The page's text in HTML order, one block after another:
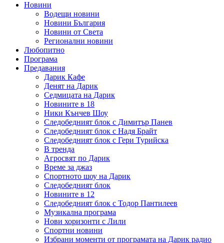
Новини
Водещи новини
Новини България
Новини от Света
Регионални новини
Любопитно
Програма
Предавания
Дарик Кафе
Денят на Дарик
Седмицата на Дарик
Новините в 18
Ники Кънчев Шоу
Следобедният блок с Димитър Панев
Следобедният блок с Надя Брайт
Следобедният блок с Гери Турийска
В тренда
Агросвят по Дарик
Време за джаз
Спортното шоу на Дарик
Следобедният блок
Новините в 12
Следобедният блок с Тодор Пантилеев
Музикална програма
Нови хоризонти с Лили
Спортни новини
Избрани моменти от програмата на Дарик радио